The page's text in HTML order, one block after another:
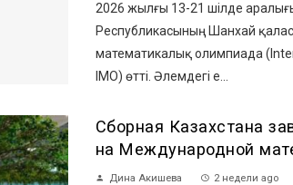
2026 жылғы 13-21 шілде
Республикасының Шанхай
математикалық олимпиада
IMO) өтті. Әлемдегі е...
Сборная Казахстана
на Международной
Дина Акишева 2 недели ago